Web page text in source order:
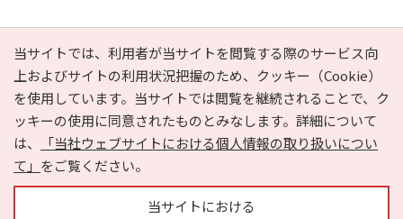
PAGE TOP
当サイトでは、利用者が当サイトを閲覧する際のサービス向
上およびサイトの利用状況把握のため、クッキー（Cookie）
を使用しています。当サイトでは閲覧を継続されることで、ク
ッキーの使用に同意されたものとみなします。詳細について
は、
「当社ウェブサイトにおける個人情報の取り扱いについ
て」 をご覧ください。
当サイトにおける
e-NAVITA（イーナビタ）とは？ お気に入り
ヘルプ
利用規約
個人情報の取り扱いについて
運営会社
サイトマップ
広告掲載に関するお問い合わせ